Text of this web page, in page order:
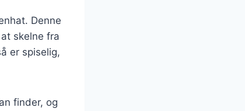
Denne
skelne fra
er spiselig,
finder, og